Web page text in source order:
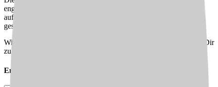
enge Bindung zu Deinen Kolleg:innen und den Bewohner:innen
aufzubauen. Werde Teil unserer engagierten Gemeinschaft und
gestalte die Zukunft unserer Einrichtung aktiv mit!
Wir freuen uns darauf, Dich kennenzulernen und gemeinsam mit Dir
zu wachsen.
Empfehle diesen